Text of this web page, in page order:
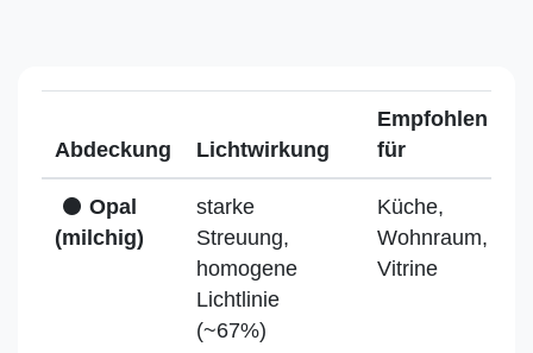
Abdeckung Lichtwirkung
Empfohlen
für
Opal
(milchig)
starke
Streuung,
homogene
Lichtlinie
(~67%)
Küche,
Wohnraum,
Vitrine